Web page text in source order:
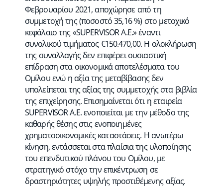
Φεβρουαρίου 2021, αποχώρησε από τη
συμμετοχή της (ποσοστό 35,16 %) στο μετοχικό
κεφάλαιο της «SUPERVISOR Α.Ε.» έναντι
συνολικού τιμήματος €150.470,00. Η ολοκλήρωση
της συναλλαγής δεν επιφέρει ουσιαστική
επίδραση στα οικονομικά αποτελέσματα του
Ομίλου ενώ η αξία της μεταβίβασης δεν
υπολείπεται της αξίας της συμμετοχής στα βιβλία
της επιχείρησης. Επισημαίνεται ότι η εταιρεία
SUPERVISOR Α.Ε. ενοποιείται με την μέθοδο της
καθαρής θέσης στις ενοποιημένες
χρηματοοικονομικές καταστάσεις. Η ανωτέρω
κίνηση, εντάσσεται στα πλαίσια της υλοποίησης
του επενδυτικού πλάνου του Ομίλου, με
στρατηγικό στόχο την επικέντρωση σε
δραστηριότητες υψηλής προστιθέμενης αξίας.